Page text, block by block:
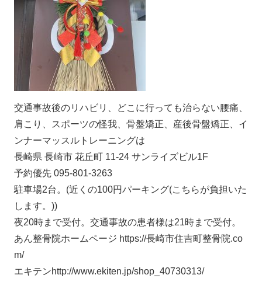
交通事故後のリハビリ、どこに行っても治らない腰痛、
肩こり、スポーツの怪我、骨盤矯正、産後骨盤矯正、イ
ンナーマッスルトレーニングは
長崎県 長崎市 花丘町 11-24 サンライズビル1F
予約優先 095-801-3263
駐車場2台。(近くの100円パーキング(こちらが負担いた
します。))
夜20時まで受付。交通事故の患者様は21時まで受付。
あん整骨院ホームページ https://長崎市住吉町整骨院.co
m/
エキテンhttp://www.ekiten.jp/shop_40730313/